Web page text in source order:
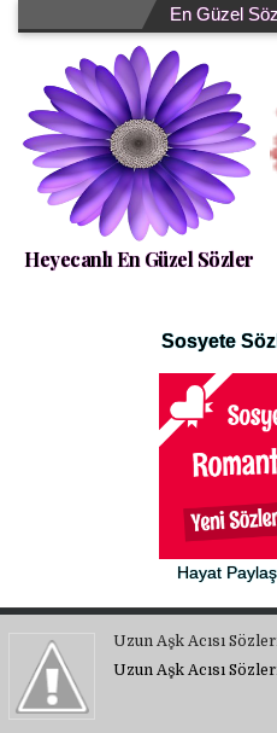
En Güzel
Heyecanlı En Güzel Sözler
Sosyete
Hayat
Uzun Aşk Acısı
Uzun Aşk Acısı